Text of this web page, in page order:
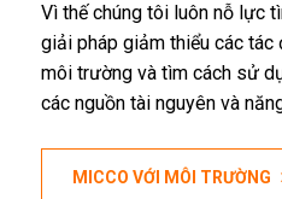
Vì thế chúng tôi luôn nỗ lực
giải pháp giảm thiểu các tác
môi trường và tìm cách sử
các nguồn tài nguyên và
MICCO VỚI MÔI TRƯỜNG